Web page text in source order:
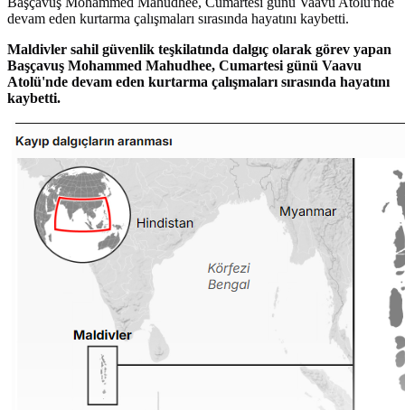
Maldivler sahil güvenlik teşkilatında dalgıç olarak görev yapan
Başçavuş Mohammed Mahudhee, Cumartesi günü Vaavu
Atolü'nde devam eden kurtarma çalışmaları sırasında hayatını
kaybetti.